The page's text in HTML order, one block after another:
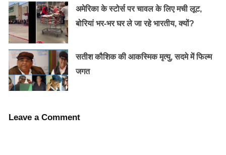
सिलेंडर पर करीब 93 रुपए की कमी आई है। वहीं कामर्शियल गैस
सिलेंडर भी 135 रुपए सस्ता हुआ है।
अमेरिका के स्टोर्स पर चावल के लिए मची लूट,
बोरियां भर-भर घर ले जा रहे भारतीय, क्यों?
सतीश कौशिक की आकस्मिक मृत्यु, सदमे में फिल्म
जगत
Leave a Comment